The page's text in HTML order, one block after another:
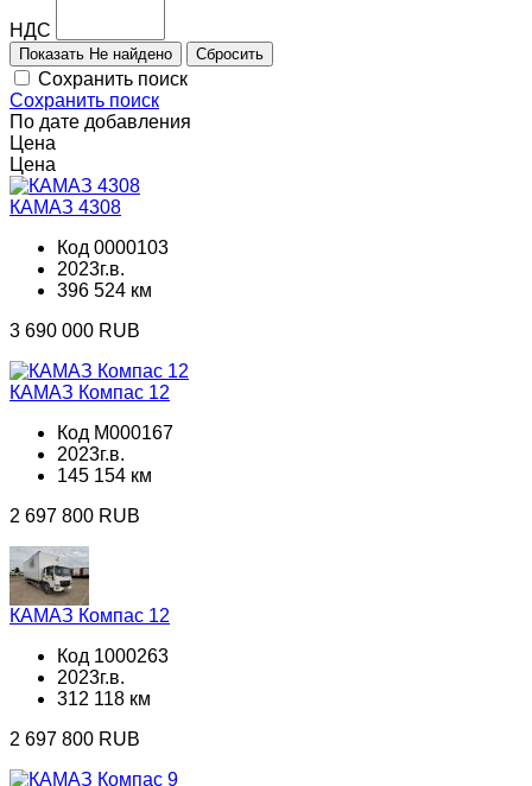
НДС
Показать Не найдено
Сохранить поиск
Сохранить поиск
По дате добавления
Цена
Цена
КАМАЗ 4308
Код 0000103
2023г.в.
396 524 км
3 690 000 RUB
КАМАЗ Компас 12
Код M000167
2023г.в.
145 154 км
2 697 800 RUB
КАМАЗ Компас 12
Код 1000263
2023г.в.
312 118 км
2 697 800 RUB